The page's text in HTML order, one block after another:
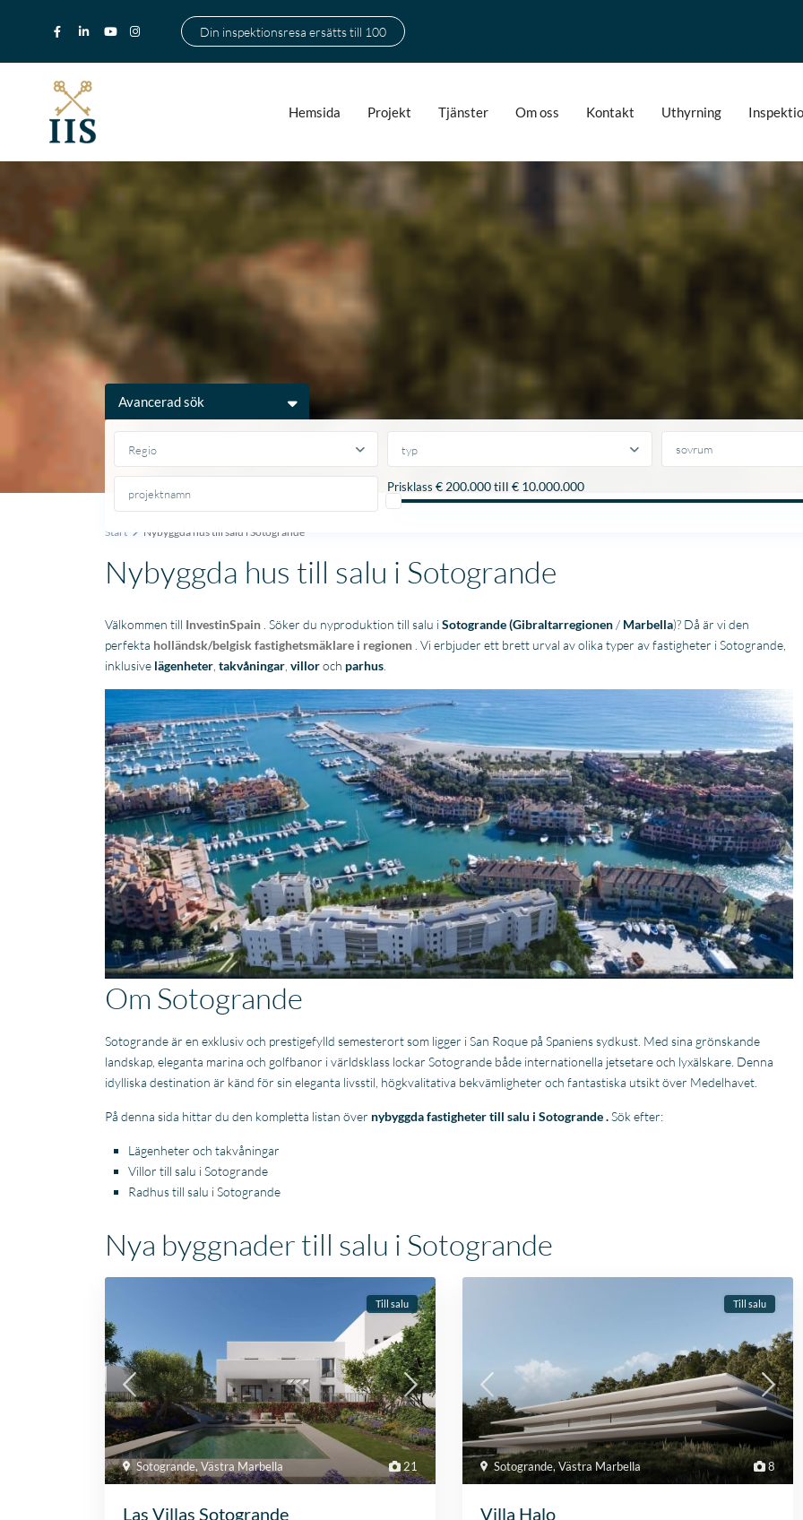
Din inspektionsresa ersätts till 100
Hemsida Projekt Tjänster Om oss Kontakt Uthyrning
Avancerad sök
Regio typ
Prisklass € 200.000 till € 10.000.000
Start Nybyggda hus till salu i Sotogrande
Nybyggda hus till salu i Sotogrande
Välkommen till InvestinSpain . Söker du nyproduktion till salu iSotogrande(Gibraltarregionen / Marbella)? Då är vi den
perfekta holländsk/belgisk fastighetsmäklare i regionen . Vi erbjuder ett brett urval av olika typer av fastigheter i Sotogrande,
inklusive lägenheter takvåningar villoroch parhus
Om Sotogrande
Sotogrande är en exklusiv och prestigefylld semesterort som ligger i San Roque på Spaniens sydkust. Med sina grönskande
landskap, eleganta marina och golfbanor i världsklass lockar Sotogrande både internationella jetsetare och lyxälskare. Denna
idylliska destination är känd för sin eleganta livsstil, högkvalitativa bekvämligheter och fantastiska utsikt över Medelhavet.
På denna sida hittar du den kompletta listan över nybyggda fastigheter till salu i Sotogrande .Sök efter:
Lägenheter och takvåningar
Villor till salu i Sotogrande
Radhus till salu i Sotogrande
Nya byggnader till salu i Sotogrande
21
Sotogrande, Västra Marbella
Till salu
Las Villas Sotogrande
8
Sotogrande,Västra Marbella
Till salu
Villa Halo
begeleiding
Zeer goede service en
uitstekende
genomen om mijn